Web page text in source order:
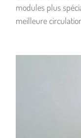
modules plus
meilleure